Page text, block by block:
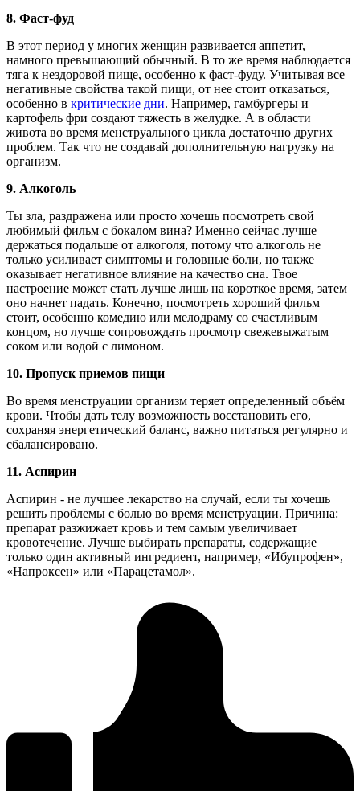
8. Фаст-фуд
В этот период у многих женщин развивается аппетит,
намного превышающий обычный. В то же время наблюдается
тяга к нездоровой пище, особенно к фаст-фуду. Учитывая все
негативные свойства такой пищи, от нее стоит отказаться,
особенно в критические дни. Например, гамбургеры и
картофель фри создают тяжесть в желудке. А в области
живота во время менструального цикла достаточно других
проблем. Так что не создавай дополнительную нагрузку на
организм.
9. Алкоголь
Ты зла, раздражена или просто хочешь посмотреть свой
любимый фильм с бокалом вина? Именно сейчас лучше
держаться подальше от алкоголя, потому что алкоголь не
только усиливает симптомы и головные боли, но также
оказывает негативное влияние на качество сна. Твое
настроение может стать лучше лишь на короткое время, затем
оно начнет падать. Конечно, посмотреть хороший фильм
стоит, особенно комедию или мелодраму со счастливым
концом, но лучше сопровождать просмотр свежевыжатым
соком или водой с лимоном.
10. Пропуск приемов пищи
Во время менструации организм теряет определенный объём
крови. Чтобы дать телу возможность восстановить его,
сохраняя энергетический баланс, важно питаться регулярно и
сбалансировано.
11. Аспирин
Аспирин - не лучшее лекарство на случай, если ты хочешь
решить проблемы с болью во время менструации. Причина:
препарат разжижает кровь и тем самым увеличивает
кровотечение. Лучше выбирать препараты, содержащие
только один активный ингредиент, например, «Ибупрофен»,
«Напроксен» или «Парацетамол».